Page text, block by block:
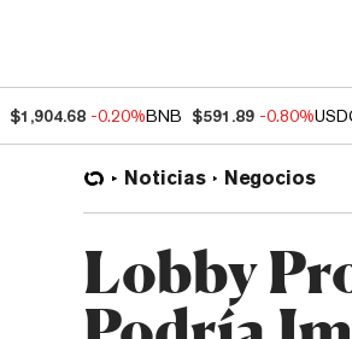
$1,904.68 -0.20%BNB $591.89 -0.80%
Noticias Negocios
Lobby